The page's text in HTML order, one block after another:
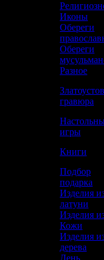
Иконы
Обереги
Обереги
Разное
гравюра
игры
Книги
Подбор
подарка
Изделия
латуни
Изделия
Кожи
Изделия
дерева
День